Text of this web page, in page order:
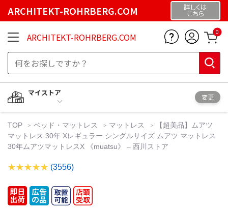
ARCHITEKT-ROHRBERG.COM 詳しくは
こちら
ARCHITEKT-ROHRBERG.COM 0
マイストア
変更
TOP ベッド・マットレス マットレス
【超美品】ムアツ
マットレス 30年 Xレギュラー シングルサイズ ムアツ マットレス
30年ムアツマットレスX 《muatsu》 – 西川ストア
(3556)